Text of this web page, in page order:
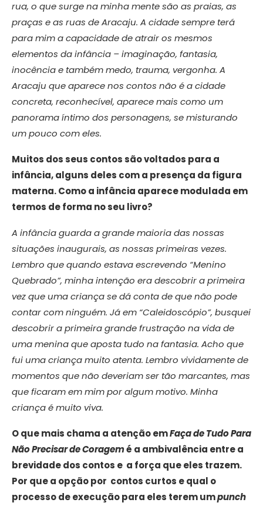
rua, o que surge na minha mente são as praias, as
praças e as ruas de Aracaju. A cidade sempre terá
para mim a capacidade de atrair os mesmos
elementos da infância – imaginação, fantasia,
inocência e também medo, trauma, vergonha. A
Aracaju que aparece nos contos não é a cidade
concreta, reconhecível, aparece mais como um
panorama íntimo dos personagens, se misturando
um pouco com eles.
Muitos dos seus contos são voltados para a
infância, alguns deles com a presença da figura
materna. Como a infância aparece modulada em
termos de forma no seu livro?
A infância guarda a grande maioria das nossas
situações inaugurais, as nossas primeiras vezes.
Lembro que quando estava escrevendo “Menino
Quebrado”, minha intenção era descobrir a primeira
vez que uma criança se dá conta de que não pode
contar com ninguém. Já em “Caleidoscópio”, busquei
descobrir a primeira grande frustração na vida de
uma menina que aposta tudo na fantasia. Acho que
fui uma criança muito atenta. Lembro vividamente de
momentos que não deveriam ser tão marcantes, mas
que ficaram em mim por algum motivo. Minha
criança é muito viva.
O que mais chama a atenção emFaça de Tudo Para
Não Precisar de Coragemé a ambivalência entre a
brevidade dos contos e a força que eles trazem.
Por que a opção por contos curtos e qual o
processo de execução para eles terem umpunch